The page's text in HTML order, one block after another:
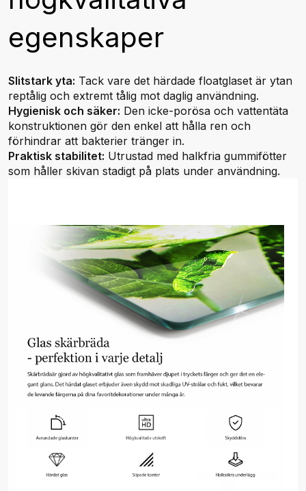
egenskaper
Slitstark yta: Tack vare det härdade floatglaset är ytan
reptålig och extremt tålig mot daglig användning.
Hygienisk och säker: Den icke-porösa och vattentäta
konstruktionen gör den enkel att hålla ren och
förhindrar att bakterier tränger in.
Praktisk stabilitet: Utrustad med halkfria gummifötter
som håller skivan stadigt på plats under användning.